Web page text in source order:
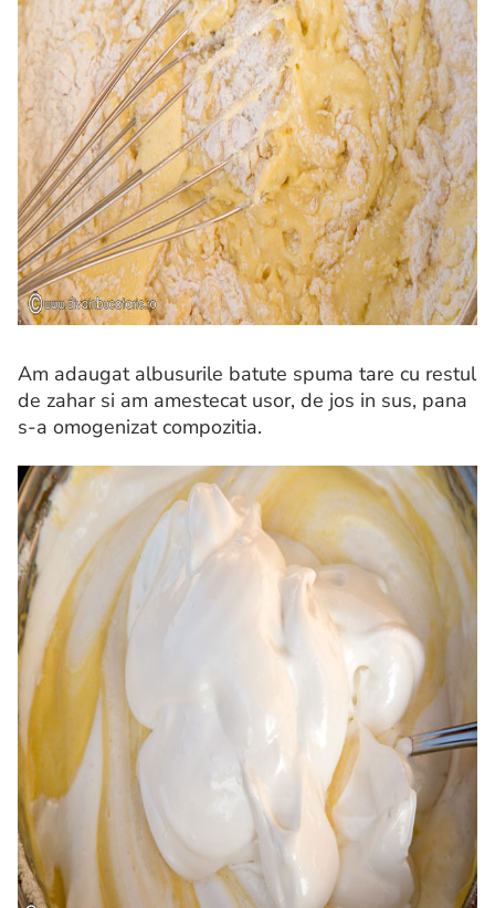
Am adaugat albusurile batute spuma tare cu restul
de zahar si am amestecat usor, de jos in sus, pana
s-a omogenizat compozitia.